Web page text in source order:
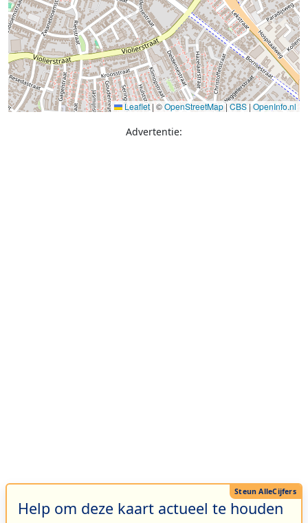
Leaflet | ©OpenStreetMap| CBS | OpenInfo.nl
Advertentie:
Help om deze kaart actueel te houden